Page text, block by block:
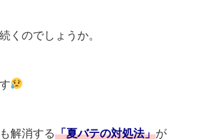
くのでしょうか。
解消する「夏バテの対処法」が